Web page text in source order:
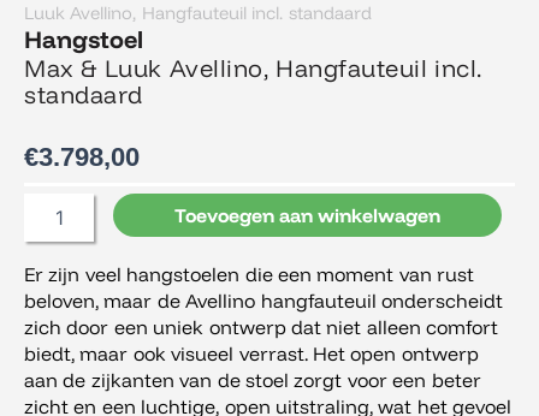
Luuk Avellino, Hangfauteuil incl. standaard
Hangstoel
Max & Luuk Avellino, Hangfauteuil incl.
standaard
€3.798,00
Avellino,
Hangfauteuil
incl.
standaard
aantal
Toevoegen aan winkelwagen
Er zijn veel hangstoelen die een moment van rust
beloven, maar de Avellino hangfauteuil onderscheidt
zich door een uniek ontwerp dat niet alleen comfort
biedt, maar ook visueel verrast. Het open ontwerp
aan de zijkanten van de stoel zorgt voor een beter
zicht en een luchtige, open uitstraling, wat het gevoel